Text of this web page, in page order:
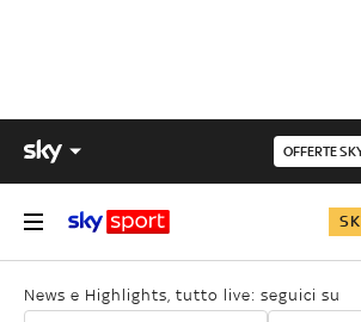
OFFERTE
News e Highlights, tutto live: seguici su